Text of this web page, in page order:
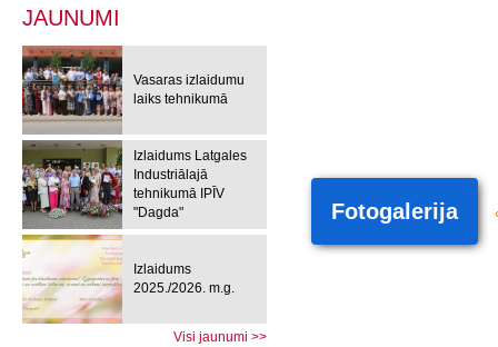
JAUNUMI
Vasaras izlaidumu
laiks tehnikumā
Izlaidums Latgales
Industriālajā
tehnikumā IPĪV
"Dagda"
Izlaidums
2025./2026. m.g.
Visi jaunumi >>
Fotogalerija